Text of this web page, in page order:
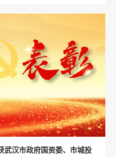
武汉市政府国资委、市城投